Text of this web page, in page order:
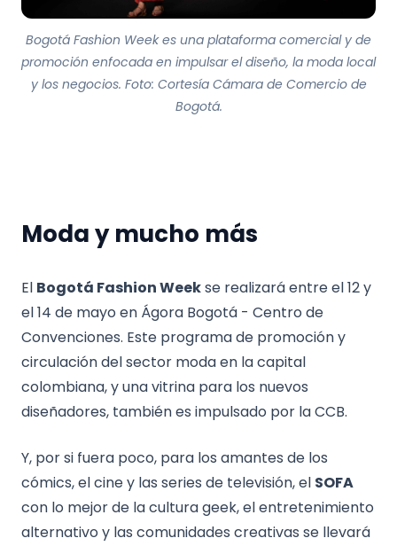
Bogotá Fashion Week es una plataforma comercial y de
promoción enfocada en impulsar el diseño, la moda local
y los negocios. Foto: Cortesía Cámara de Comercio de
Bogotá.
Moda y mucho más
El Bogotá Fashion Weekse realizará entre el 12 y
el 14 de mayo en Ágora Bogotá - Centro de
Convenciones. Este programa de promoción y
circulación del sector moda en la capital
colombiana, y una vitrina para los nuevos
diseñadores, también es impulsado por la CCB.
Y, por si fuera poco, para los amantes de los
cómics, el cine y las series de televisión, el SOFA
con lo mejor de la cultura geek, el entretenimiento
alternativo y las comunidades creativas se llevará